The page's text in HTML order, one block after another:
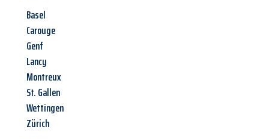
Basel
Carouge
Genf
Lancy
Montreux
St. Gallen
Wettingen
Zürich